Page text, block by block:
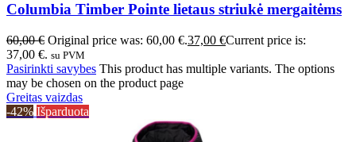
Columbia Timber Pointe lietaus striukė mergaitėms
60,00€ Original price was: 60,00 €.37,00 €Current price is:
37,00 €. su PVM
Pasirinkti savybes This product has multiple variants. The options
may be chosen on the product page
Greitas vaizdas
-42% Išparduota